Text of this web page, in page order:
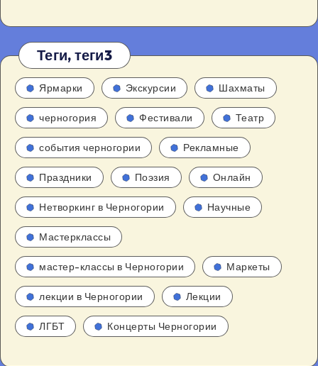
Теги, теги3
Ярмарки Экскурсии Шахматы
черногория Фестивали Театр
события черногории Рекламные
Праздники Поэзия Онлайн
Нетворкинг в Черногории Научные
Мастерклассы
мастер-классы в Черногории Маркеты
лекции в Черногории Лекции
ЛГБТ Концерты Черногории